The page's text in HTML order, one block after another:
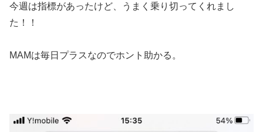
今週は指標があったけど、うまく乗り切ってくれまし
た！！
MAMは毎日プラスなのでホント助かる。